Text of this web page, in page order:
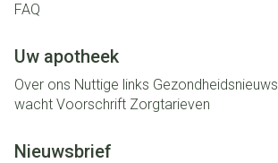
FAQ
Uw apotheek
Over ons Nuttige links Gezondheidsnieuws
wacht Voorschrift Zorgtarieven
Nieuwsbrief